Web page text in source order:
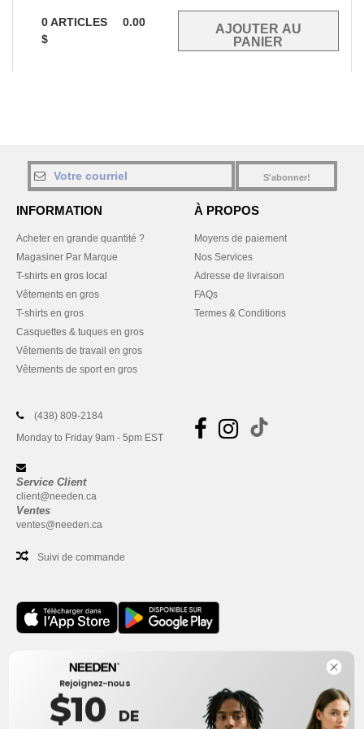
0ARTICLES
0.00
$
S'abonner!
INFORMATION
Acheter en grande quantité ?
Magasiner Par Marque
T-shirts en gros local
Vêtements en gros
T-shirts en gros
Casquettes & tuques en gros
Vêtements de travail en gros
Vêtements de sport en gros
À PROPOS
Moyens de paiement
Nos Services
Adresse de livraison
FAQs
Termes & Conditions
(438) 809-2184
Monday to Friday 9am - 5pm EST
Service Client
client@needen.ca
Ventes
ventes@needen.ca
Suivi de commande
Bureau
One Dundas Street West Suite 2500
Toronto, Ontario, M5G 1Z3
Ceci n'est PAS l'adresse de retour. Pour les retours, voir ici
Rejoignez-nous
$10 DE